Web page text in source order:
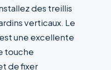
des treillis
verticaux. Le
est une excellente
touche
de fixer